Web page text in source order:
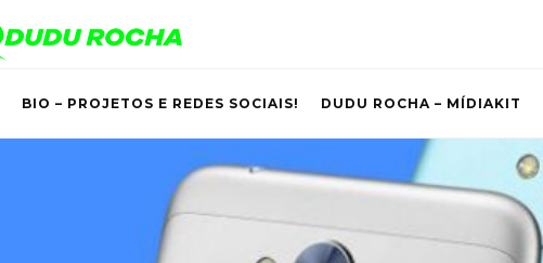
BIO – PROJETOS E REDES SOCIAIS! DUDU ROCHA – MÍDIAKIT